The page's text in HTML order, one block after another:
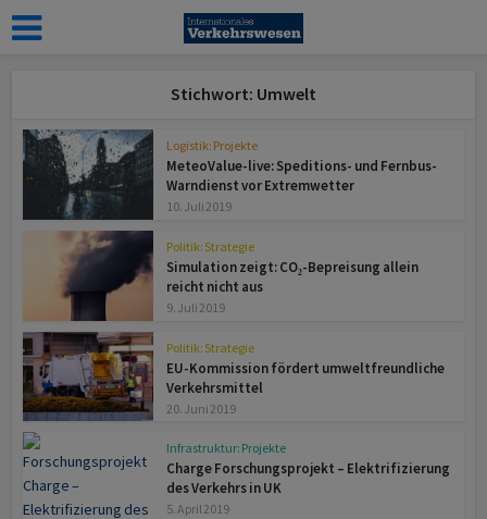
Stichwort: Umwelt
Logistik: Projekte
MeteoValue-live: Speditions- und Fernbus-
Warndienst vor Extremwetter
10. Juli 2019
Politik: Strategie
Simulation zeigt: CO₂-Bepreisung allein
reicht nicht aus
9. Juli 2019
Politik: Strategie
EU-Kommission fördert umweltfreundliche
Verkehrsmittel
20. Juni 2019
Infrastruktur: Projekte
Charge Forschungsprojekt – Elektrifizierung
des Verkehrs in UK
5. April 2019